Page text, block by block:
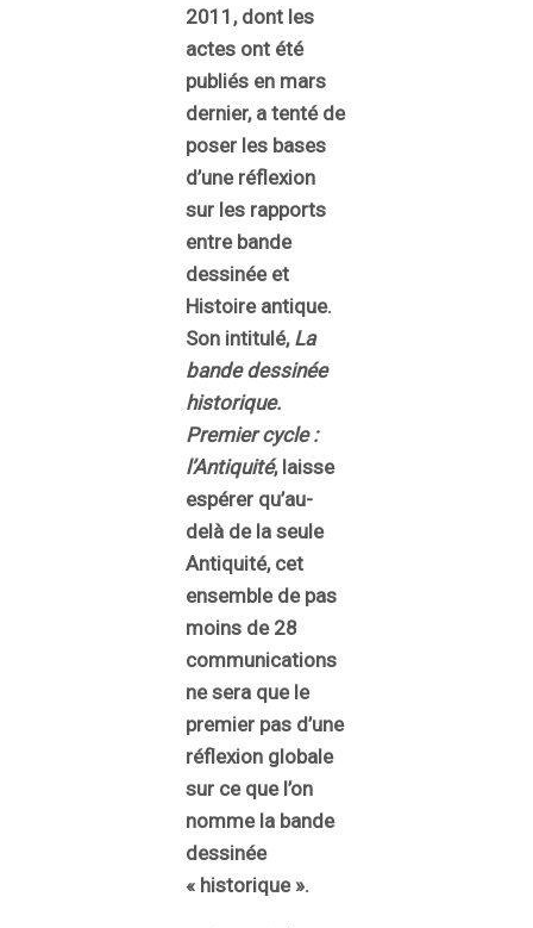
2011, dont les
actes ont été
publiés en mars
dernier, a tenté de
poser les bases
d’une réflexion
sur les rapports
entre bande
dessinée et
Histoire antique.
Son intitulé, La
bande dessinée
historique.
Premier cycle :
l’Antiquité, laisse
espérer qu’au-
delà de la seule
Antiquité, cet
ensemble de pas
moins de 28
communications
ne sera que le
premier pas d’une
réflexion globale
sur ce que l’on
nomme la bande
dessinée
« historique ».